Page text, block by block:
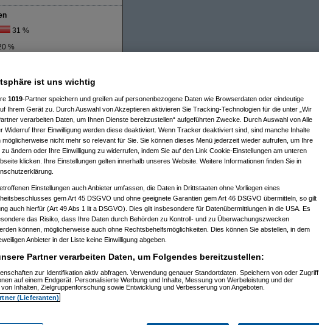
31 %
%
ist uns wichtig
1019-Partner speichern und greifen auf personenbezogene Daten wie Browserdaten oder eindeutige
Ihrem Gerät zu. Durch Auswahl von Akzeptieren aktivieren Sie Tracking-Technologien für die unter „Wir
verarbeiten Daten, um Ihnen Dienste bereitzustellen“ aufgeführten Zwecke. Durch Auswahl von Alle
Widerruf Ihrer Einwilligung werden diese deaktiviert. Wenn Tracker deaktiviert sind, sind manche Inhalte
möglicherweise nicht mehr so relevant für Sie. Sie können dieses Menü jederzeit wieder aufrufen, um Ihre
zu ändern oder Ihre Einwilligung zu widerrufen, indem Sie auf den Link Cookie-Einstellungen am unteren
klicken. Ihre Einstellungen gelten innerhalb unseres Website. Weitere Informationen finden Sie in
Einstellungen auch Anbieter umfassen, die Daten in Drittstaaten ohne Vorliegen eines
gem Art 45 DSGVO und ohne geeignete Garantien gem Art 46 DSGVO übermitteln, so gilt
auch hierfür (Art 49 Abs 1 lit a DSGVO). Dies gilt insbesondere für Datenübermittlungen in die USA. Es
das Risiko, dass Ihre Daten durch Behörden zu Kontroll- und zu Überwachungszwecken
können, möglicherweise auch ohne Rechtsbehelfsmöglichkeiten. Dies können Sie abstellen, in dem
Anbieter in der Liste keine Einwilligung abgeben.
Partner verarbeiten Daten, um Folgendes bereitzustellen:
zur Identifikation aktiv abfragen. Verwendung genauer Standortdaten. Speichern von oder Zugriff
auf einem Endgerät. Personalisierte Werbung und Inhalte, Messung von Werbeleistung und der
Inhalten, Zielgruppenforschung sowie Entwicklung und Verbesserung von Angeboten.
(Lieferanten)